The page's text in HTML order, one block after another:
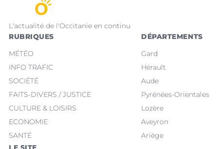
L'actualité de l'Occitanie en continu
RUBRIQUES
MÉTÉO
INFO TRAFIC
SOCIÉTÉ
FAITS-DIVERS / JUSTICE
CULTURE & LOISIRS
ECONOMIE
SANTÉ
DÉPARTEMENTS
Gard
Hérault
Aude
Pyrénées-Orientales
Lozère
Aveyron
Ariège